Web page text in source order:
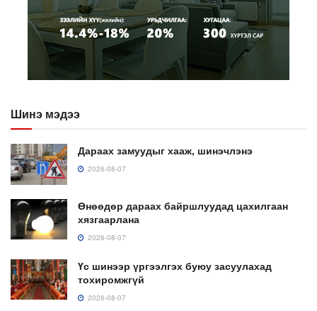
Шинэ мэдээ
Дараах замуудыг хааж, шинэчлэнэ
2026-08-07
Өнөөдөр дараах байршлуудад цахилгаан
хязгаарлана
2026-08-07
Үс шинээр үргээлгэх буюу засуулахад
тохиромжгүй
2026-08-07